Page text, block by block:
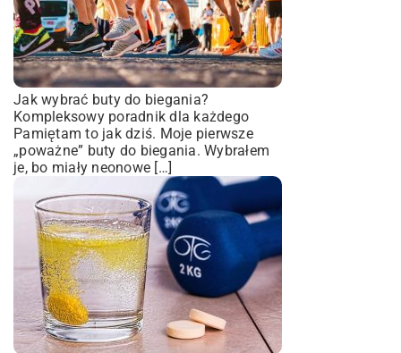
Jak wybrać buty do biegania?
Kompleksowy poradnik dla każdego
Pamiętam to jak dziś. Moje pierwsze
„poważne” buty do biegania. Wybrałem
je, bo miały neonowe […]